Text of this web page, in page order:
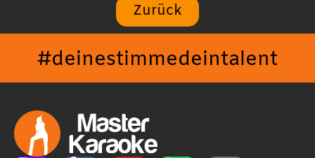
Zurück
#deinestimmedeintalent